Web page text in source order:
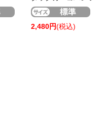
2,480円(税込)